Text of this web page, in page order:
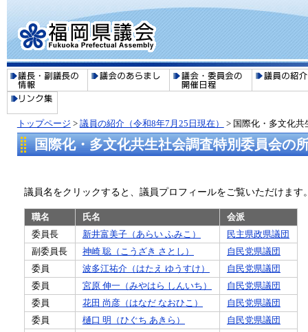
トップページ > 議員の紹介（令和8年7月25日現在） > 国際化・多文化
国際化・多文化共生社会調査特別委員会の
議員名をクリックすると、議員プロフィールをご覧いただけます
職名 氏名
会派
委員長
新井富美子（あらい ふみこ）
民主県政県議団
副委員長
神崎 聡（こうざき さとし）
自民党県議団
委員
波多江祐介（はたえ ゆうすけ）
自民党県議団
委員
宮原 伸一（みやはら しんいち）
自民党県議団
委員
花田 尚彦（はなだ なおひこ）
自民党県議団
委員
樋口 明（ひぐち あきら）
自民党県議団